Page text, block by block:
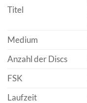
Titel
Medium
Anzahl der Discs
FSK
Laufzeit